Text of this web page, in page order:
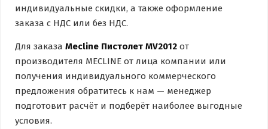
индивидуальные скидки, а также оформление
заказа с НДС или без НДС.
Для заказа Mecline Пистолет MV2012 от
производителя MECLINE от лица компании или
получения индивидуального коммерческого
предложения обратитесь к нам — менеджер
подготовит расчёт и подберёт наиболее выгодные
условия.